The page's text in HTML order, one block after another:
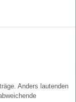
Anders lautenden